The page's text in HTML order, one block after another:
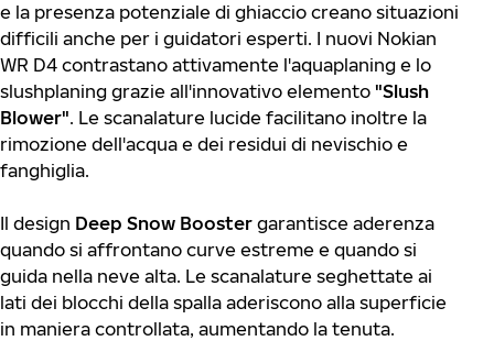
e la presenza potenziale di ghiaccio creano situazioni
difficili anche per i guidatori esperti. I nuovi Nokian
WR D4 contrastano attivamente l'aquaplaning e lo
slushplaning grazie all'innovativo elemento "Slush
Blower". Le scanalature lucide facilitano inoltre la
rimozione dell'acqua e dei residui di nevischio e
fanghiglia.
Il design Deep Snow Booster garantisce aderenza
quando si affrontano curve estreme e quando si
guida nella neve alta. Le scanalature seghettate ai
lati dei blocchi della spalla aderiscono alla superficie
in maniera controllata, aumentando la tenuta.